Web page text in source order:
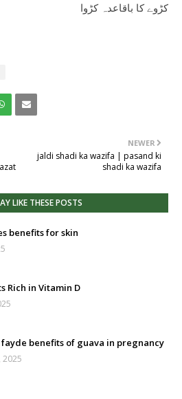
کڑوے کا باقاعدہ کڑوا
NEWER
jaldi shadi ka wazifa | pasand ki
shadi ka wazifa
LIKE THESE POSTS
benefits for skin
Rich in Vitamin D
benefits of guava in pregnancy
2025